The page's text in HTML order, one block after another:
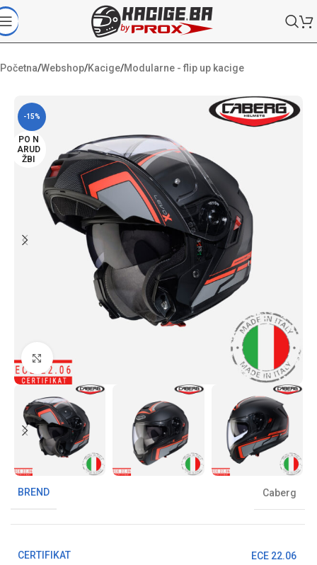
Početna/Webshop/Kacige/Modularne - flip up kacige
-15%
PO N
ARUD
ŽBI
Klikni da uvećaš sliku
BREND Caberg
CERTIFIKAT ECE 22.06